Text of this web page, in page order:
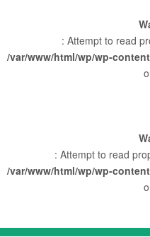
: Attempt to read
/var/www/html/wp/wp-
: Attempt to read
/var/www/html/wp/wp-